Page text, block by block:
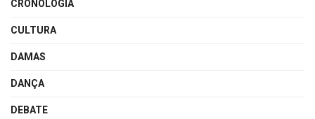
CRONOLOGIA
CULTURA
DAMAS
DANÇA
DEBATE